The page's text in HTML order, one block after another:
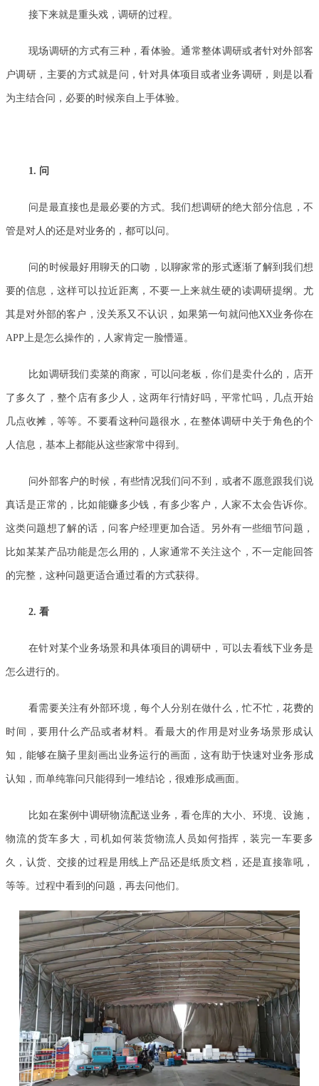
接下来就是重头戏，调研的过程。
现场调研的方式有三种，看体验。通常整体调研或者针对外部客
户调研，主要的方式就是问，针对具体项目或者业务调研，则是以看
为主结合问，必要的时候亲自上手体验。
1. 问
问是最直接也是最必要的方式。我们想调研的绝大部分信息，不
管是对人的还是对业务的，都可以问。
问的时候最好用聊天的口吻，以聊家常的形式逐渐了解到我们想
要的信息，这样可以拉近距离，不要一上来就生硬的读调研提纲。尤
其是对外部的客户，没关系又不认识，如果第一句就问他XX业务你在
APP上是怎么操作的，人家肯定一脸懵逼。
比如调研我们卖菜的商家，可以问老板，你们是卖什么的，店开
了多久了，整个店有多少人，这两年行情好吗，平常忙吗，几点开始
几点收摊，等等。不要看这种问题很水，在整体调研中关于角色的个
人信息，基本上都能从这些家常中得到。
问外部客户的时候，有些情况我们问不到，或者不愿意跟我们说
真话是正常的，比如能赚多少钱，有多少客户，人家不太会告诉你。
这类问题想了解的话，问客户经理更加合适。另外有一些细节问题，
比如某某产品功能是怎么用的，人家通常不关注这个，不一定能回答
的完整，这种问题更适合通过看的方式获得。
2. 看
在针对某个业务场景和具体项目的调研中，可以去看线下业务是
怎么进行的。
看需要关注有外部环境，每个人分别在做什么，忙不忙，花费的
时间，要用什么产品或者材料。看最大的作用是对业务场景形成认
知，能够在脑子里刻画出业务运行的画面，这有助于快速对业务形成
认知，而单纯靠问只能得到一堆结论，很难形成画面。
比如在案例中调研物流配送业务，看仓库的大小、环境、设施，
物流的货车多大，司机如何装货物流人员如何指挥，装完一车要多
久，认货、交接的过程是用线上产品还是纸质文档，还是直接靠吼，
等等。过程中看到的问题，再去问他们。